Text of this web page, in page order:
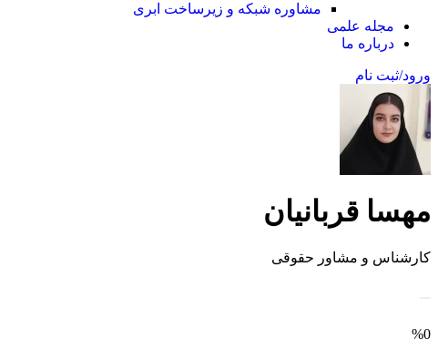
مشاوره شبکه و زیرساخت ابری
مجله علمی
درباره ما
ورود/ثبت نام
مهسا قربانیان
کارشناس و مشاور حقوقی
%0